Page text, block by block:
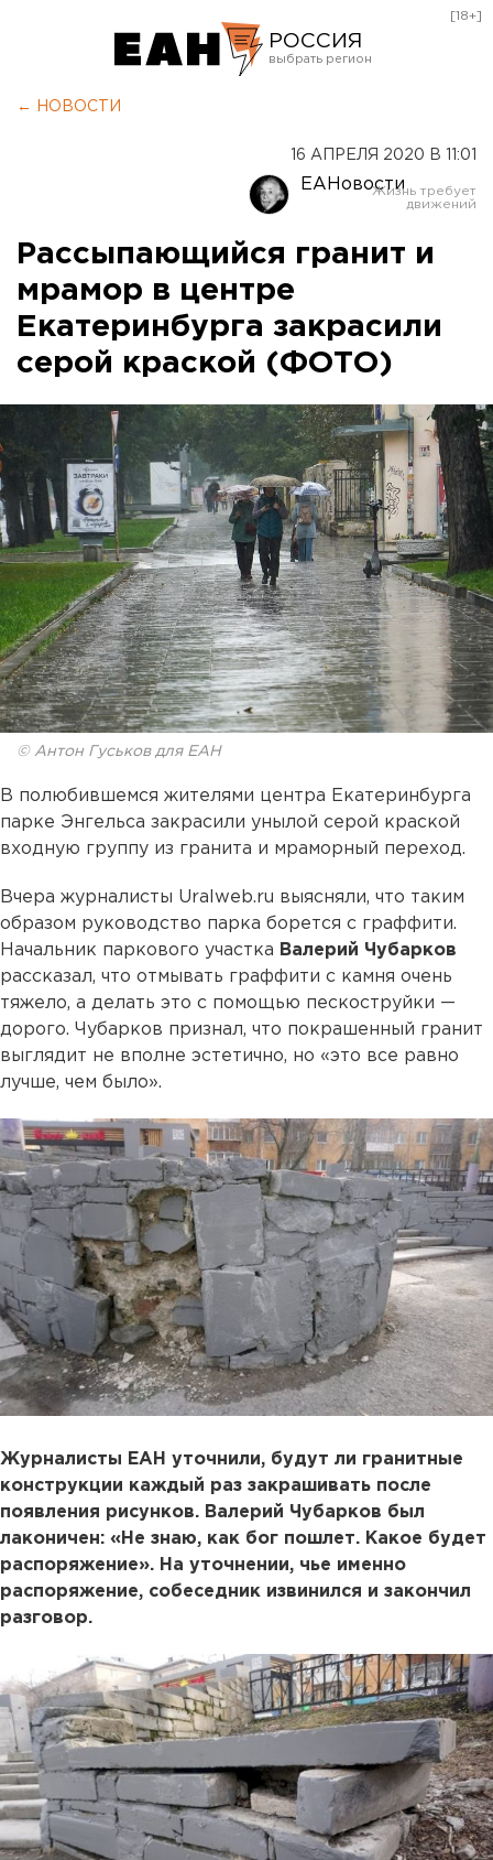
РОССИЯ
Оренбург
[18+]
← НОВОСТИ
16 АПРЕЛЯ 2020 В 11:01
ЕАНовости
Рассыпающийся гранит и
мрамор в центре
Екатеринбурга закрасили
серой краской (ФОТО)
© Антон Гуськов для ЕАН
В полюбившемся жителями центра Екатеринбурга
парке Энгельса закрасили унылой серой краской
входную группу из гранита и мраморный переход.
Вчера журналисты Uralweb.ru выясняли, что таким
образом руководство парка борется с граффити.
Начальник паркового участка Валерий Чубарков
рассказал, что отмывать граффити с камня очень
тяжело, а делать это с помощью пескоструйки —
дорого. Чубарков признал, что покрашенный гранит
выглядит не вполне эстетично, но «это все равно
лучше, чем было».
Журналисты ЕАН уточнили, будут ли гранитные
конструкции каждый раз закрашивать после
появления рисунков. Валерий Чубарков был
лаконичен: «Не знаю, как бог пошлет. Какое будет
распоряжение». На уточнении, чье именно
распоряжение, собеседник извинился и закончил
разговор.